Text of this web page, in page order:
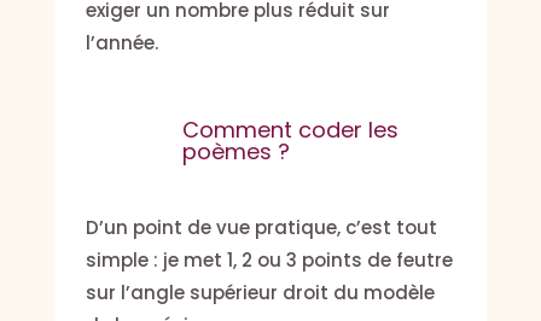
exiger un nombre plus réduit sur
l’année.
Comment coder les
poèmes ?
D’un point de vue pratique, c’est tout
simple : je met 1, 2 ou 3 points de feutre
sur l’angle supérieur droit du modèle